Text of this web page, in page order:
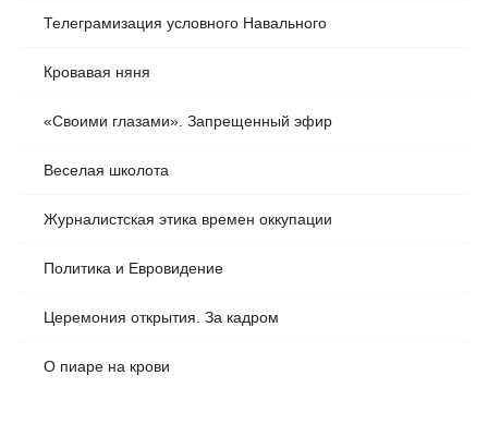
Телеграмизация условного Навального
Кровавая няня
«Своими глазами». Запрещенный эфир
Веселая школота
Журналистская этика времен оккупации
Политика и Евровидение
Церемония открытия. За кадром
О пиаре на крови